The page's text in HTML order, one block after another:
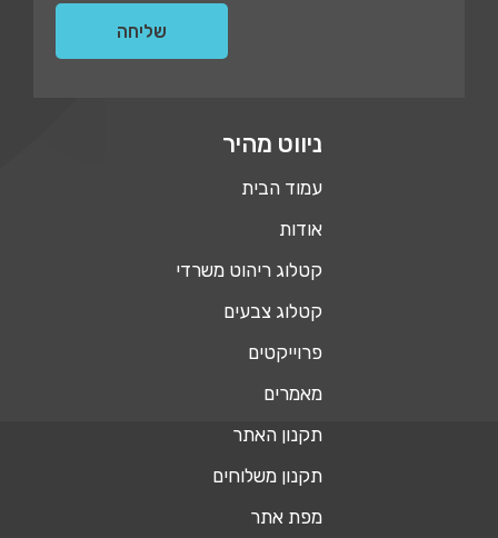
ניווט מהיר
עמוד הבית
אודות
קטלוג ריהוט משרדי
קטלוג צבעים
פרוייקטים
מאמרים
תקנון האתר
תקנון משלוחים
מפת אתר